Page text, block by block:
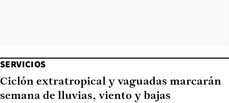
SERVICIOS
Ciclón extratropical y vaguadas marcarán
semana de lluvias, viento y bajas